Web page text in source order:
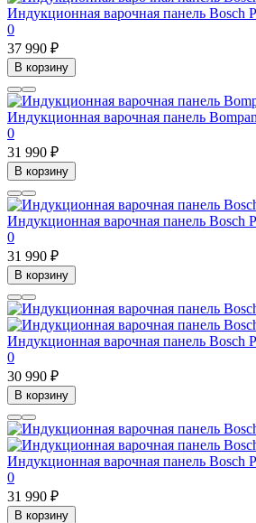
Индукционная варочная панель Bosch
0
37 990 ₽
В корзину
Индукционная варочная панель
0
31 990 ₽
В корзину
Индукционная варочная панель Bosch
0
31 990 ₽
В корзину
Индукционная варочная панель Bosch
0
30 990 ₽
В корзину
Индукционная варочная панель Bosch
0
31 990 ₽
В корзину